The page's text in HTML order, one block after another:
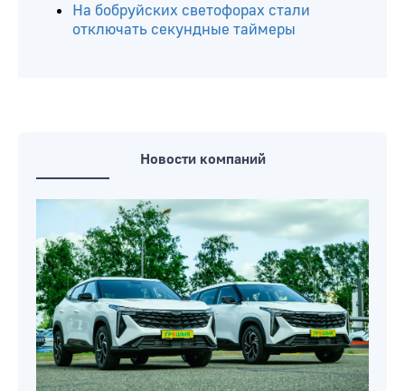
На бобруйских светофорах стали
отключать секундные таймеры
Новости компаний